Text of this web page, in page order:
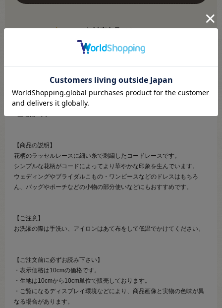
メール便対応商品です
●素材：レーヨン68％ ナイロン32％
【商品の説明】
花柄のラッセルレースに細い糸で刺繍したコードレースです。
シンプルな花柄がコードによってより華やかな印象を生んでいます。
ウェディングやブライダルこもの・ワンピースなどのドレスはもちろ
ん、バッグやポーチなどの小物の部分使いなどにもおすすめです。
【ご注意】
お洗濯の際は手洗い、アイロンはあて布をして低温でかけてください。
【ご注文前に必ずお読み下さい】
・表示価格は10cmの価格です。
・生地は10cmから10cm単位で販売しております。
・ご覧になるディスプレイ環境などにより、商品画像と実物の色味が異
なる場合があります。